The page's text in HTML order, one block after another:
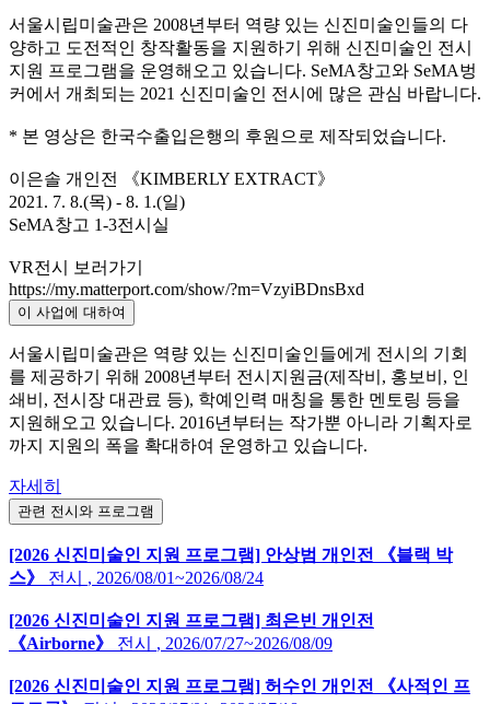
서울시립미술관은 2008년부터 역량 있는 신진미술인들의 다
양하고 도전적인 창작활동을 지원하기 위해 신진미술인 전시
지원 프로그램을 운영해오고 있습니다. SeMA창고와 SeMA벙
커에서 개최되는 2021 신진미술인 전시에 많은 관심 바랍니다.
* 본 영상은 한국수출입은행의 후원으로 제작되었습니다.
이은솔 개인전 《KIMBERLY EXTRACT》
2021. 7. 8.(목) - 8. 1.(일)
SeMA창고 1-3전시실
VR전시 보러가기
https://my.matterport.com/show/?m=VzyiBDnsBxd
이 사업에 대하여
서울시립미술관은 역량 있는 신진미술인들에게 전시의 기회
를 제공하기 위해 2008년부터 전시지원금(제작비, 홍보비, 인
쇄비, 전시장 대관료 등), 학예인력 매칭을 통한 멘토링 등을
지원해오고 있습니다. 2016년부터는 작가뿐 아니라 기획자로
까지 지원의 폭을 확대하여 운영하고 있습니다.
자세히
관련 전시와 프로그램
[2026 신진미술인 지원 프로그램] 안상범 개인전 《블랙 박
스》
전시 , 2026/08/01~2026/08/24
[2026 신진미술인 지원 프로그램] 최은빈 개인전
《Airborne》
전시 , 2026/07/27~2026/08/09
[2026 신진미술인 지원 프로그램] 허수인 개인전 《사적인 프